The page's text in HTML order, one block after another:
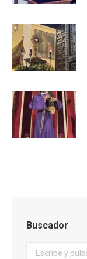
Buscador
Buscar: